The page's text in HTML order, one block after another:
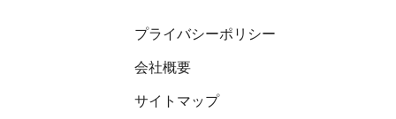
プライバシーポリシー
会社概要
サイトマップ